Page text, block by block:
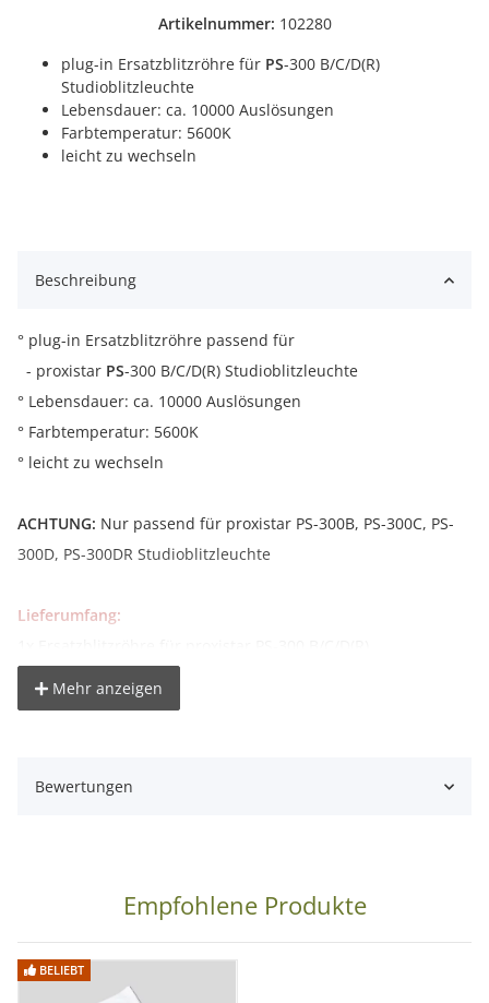
Artikelnummer: 102280
plug-in Ersatzblitzröhre für PS-300 B/C/D(R)
Studioblitzleuchte
Lebensdauer: ca. 10000 Auslösungen
Farbtemperatur: 5600K
leicht zu wechseln
Beschreibung
° plug-in Ersatzblitzröhre passend für
- proxistar PS-300 B/C/D(R) Studioblitzleuchte
° Lebensdauer: ca. 10000 Auslösungen
° Farbtemperatur: 5600K
° leicht zu wechseln
ACHTUNG: Nur passend für proxistar PS-300B, PS-300C, PS-
300D, PS-300DR Studioblitzleuchte
Lieferumfang:
Mehr anzeigen
Bewertungen
Empfohlene Produkte
BELIEBT